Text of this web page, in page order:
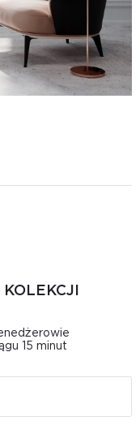
15 minut